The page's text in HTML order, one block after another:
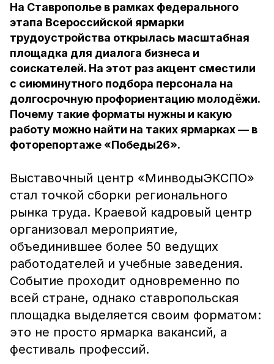
На Ставрополье в рамках федерального
этапа Всероссийской ярмарки
трудоустройства открылась масштабная
площадка для диалога бизнеса и
соискателей. На этот раз акцент сместили
с сиюминутного подбора персонала на
долгосрочную профориентацию молодёжи.
Почему такие форматы нужны и какую
работу можно найти на таких ярмарках — в
фоторепортаже «Победы26».
Выставочный центр «МинводыЭКСПО»
стал точкой сборки регионального
рынка труда. Краевой кадровый центр
организовал мероприятие,
объединившее более 50 ведущих
работодателей и учебные заведения.
Событие проходит одновременно по
всей стране, однако ставропольская
площадка выделяется своим форматом:
это не просто ярмарка вакансий, а
фестиваль профессий.